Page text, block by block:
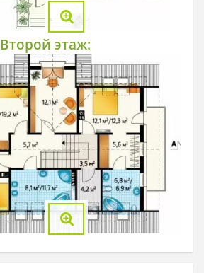
Второй этаж: